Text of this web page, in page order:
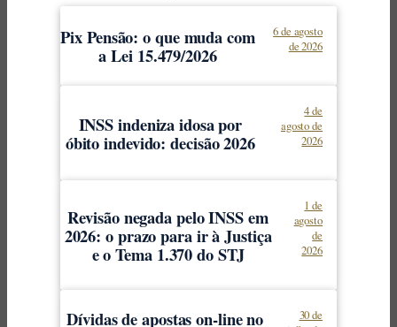
Pix Pensão: o que muda com
a Lei 15.479/2026
6 de agosto
de 2026
INSS indeniza idosa por
óbito indevido: decisão 2026
4 de
agosto de
2026
Revisão negada pelo INSS em
2026: o prazo para ir à Justiça
e o Tema 1.370 do STJ
1 de
agosto
de
2026
Dívidas de apostas on-line no
30 de